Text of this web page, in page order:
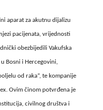
aparat za akutnu dijalizu
pacijenata, vrijednosti
obezbijedili Vakufska
Bosni i Hercegovini,
od raka“, te kompanije
Ovim činom potvrđena je
civilnog društva i